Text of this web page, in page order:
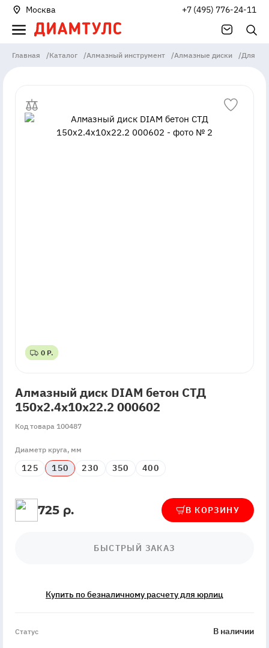
Москва +7 (495) 776-24-11
Главная /Каталог /Алмазный инструмент /Алмазные диски /Для
0 Р.
0 Р.
Алмазный диск DIAM бетон СТД
150x2.4x10x22.2 000602
Код товара 100487
Диаметр круга, мм
125 150 230 350 400
725 р. В КОРЗИНУ
БЫСТРЫЙ ЗАКАЗ
Купить по безналичному расчету для юрлиц
Статус В наличии